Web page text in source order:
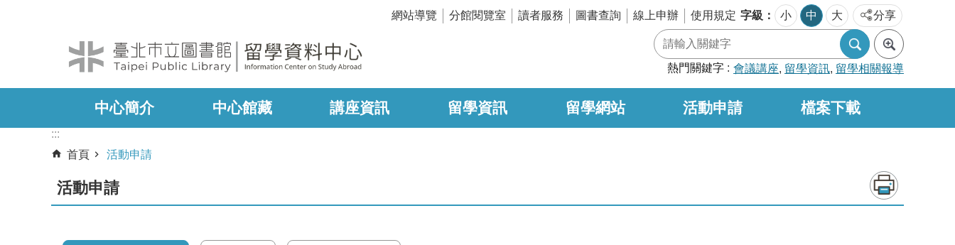
網站導覽 分館閱覽室 讀者服務 圖書查詢 線上申辦 使用規定 字級 小 中 大 分享
熱門關鍵字 會議講座 留學資訊 留學相關報導
中心簡介 中心館藏 講座資訊 留學資訊 留學網站 活動申請 檔案下載
:::
首頁
活動申請
活動申請